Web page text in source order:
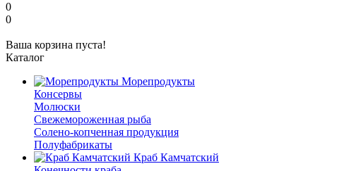
0
0
Ваша корзина пуста!
Каталог
Морепродукты
Консервы
Молюски
Свежемороженная рыба
Солено-копченная продукция
Полуфабрикаты
Краб Камчатский